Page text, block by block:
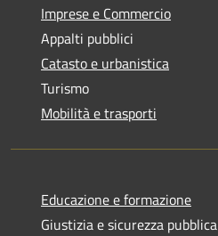
Imprese e Commercio
Appalti pubblici
Catasto e urbanistica
Turismo
Mobilità e trasporti
Educazione e formazione
Giustizia e sicurezza pubblica